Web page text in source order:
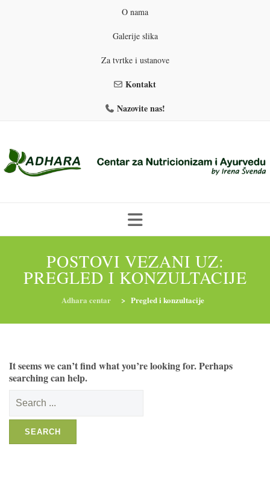
O nama
Galerije slika
Za tvrtke i ustanove
Kontakt
Nazovite nas!
PROGRAMI PREHRANE PRIRODNO MRŠAVLJENJE
YOGA I TRENINZI
POSTOVI VEZANI UZ:
PREGLED I KONZULTACIJE
Adhara centar > Pregled i konzultacije
It seems we can’t find what you’re looking for. Perhaps
searching can help.
for: